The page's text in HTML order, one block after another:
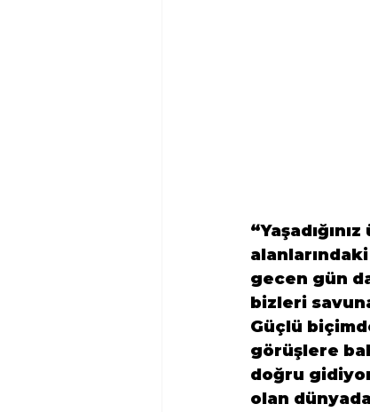
gecen gün
bizleri
Güçlü
görüşlere
doğru
olan